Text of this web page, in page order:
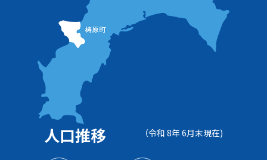
人口推移 （令和 8年 6月末現在)